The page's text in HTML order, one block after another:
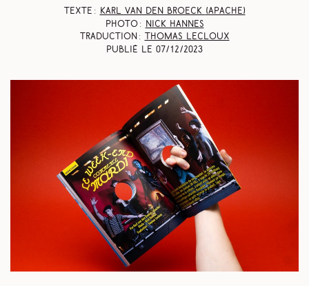
Texte : Karl van den Broeck
(Apache)
Photo :
Nick Hannes
Traduction :
Thomas Lecloux
Publié le 07/12/2023